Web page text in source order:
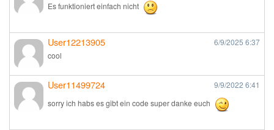
Es funktioniert einfach nicht
User12213905 6/9/2025 6:37
cool
User11499724 9/9/2022 6:41
sorry ich habs es gibt ein code super danke euch